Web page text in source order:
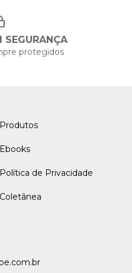
SEGURANÇA
protegidos
Produtos
Ebooks
Política de Privacidade
Coletânea